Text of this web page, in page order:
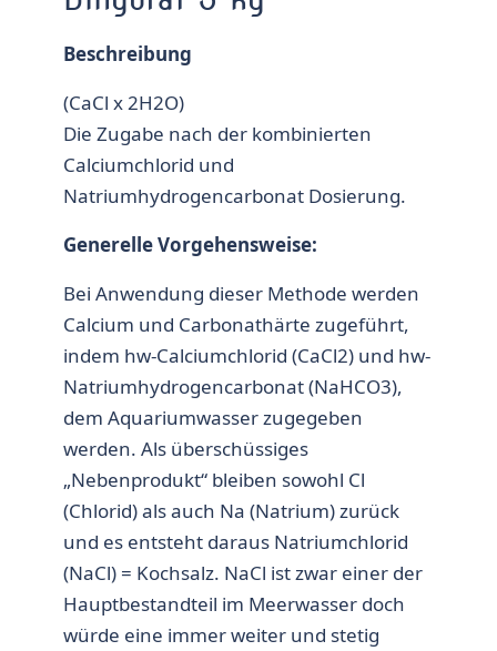
Beschreibung
(CaCl x 2H2O)
Die Zugabe nach der kombinierten
Calciumchlorid und
Natriumhydrogencarbonat Dosierung.
Generelle Vorgehensweise:
Bei Anwendung dieser Methode werden
Calcium und Carbonathärte zugeführt,
indem hw-Calciumchlorid (CaCl2) und hw-
Natriumhydrogencarbonat (NaHCO3),
dem Aquariumwasser zugegeben
werden. Als überschüssiges
„Nebenprodukt“ bleiben sowohl Cl
(Chlorid) als auch Na (Natrium) zurück
und es entsteht daraus Natriumchlorid
(NaCl) = Kochsalz. NaCl ist zwar einer der
Hauptbestandteil im Meerwasser doch
würde eine immer weiter und stetig